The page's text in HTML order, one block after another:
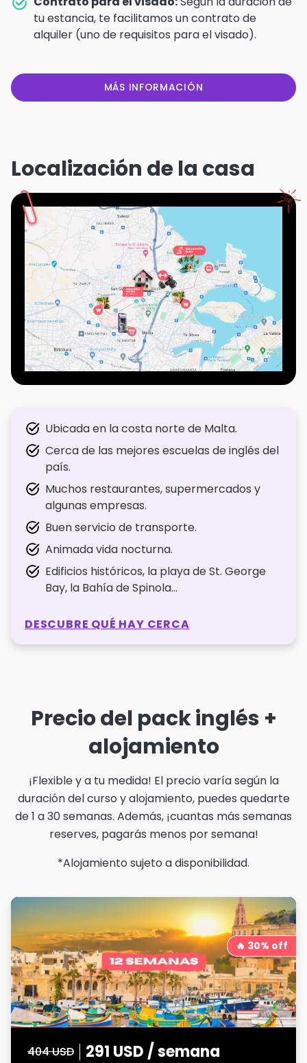
tu estancia, te facilitamos un contrato de
alquiler (uno de requisitos para el visado).
MÁS INFORMACIÓN
Ubicada en la costa norte de Malta.
Cerca de las mejores escuelas de inglés del
país.
Muchos restaurantes, supermercados y
algunas empresas.
Buen servicio de transporte.
Animada vida nocturna.
Edificios históricos, la playa de St. George
Bay, la Bahía de Spinola…
DESCUBRE QUÉ HAY CERCA
Localización de la casa
Precio del pack inglés +
alojamiento
¡Flexible y a tu medida! El precio varía según la
duración del curso y alojamiento, puedes quedarte
de 1 a 30 semanas. Además, ¡cuantas más semanas
reserves, pagarás menos por semana!
*Alojamiento sujeto a disponibilidad.
🔥 30% off
404 USD 291 USD / semana